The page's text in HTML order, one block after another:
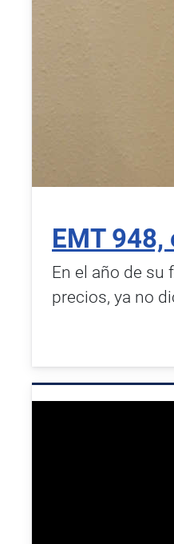
EMT
En el año de su
precios, ya no